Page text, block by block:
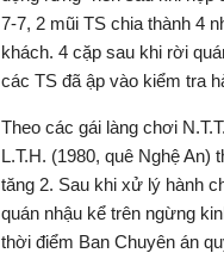
7-7, 2 mũi TS chia thành 4
khách. 4 cặp sau khi rời
các TS đã ập vào kiểm tra
Theo các gái làng chơi
L.T.H. (1980, quê Nghệ An)
tăng 2. Sau khi xử lý hành
quán nhậu kể trên ngừng
thời điểm Ban Chuyên án